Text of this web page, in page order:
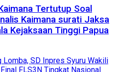
Tertutup Soal
Kaimana surati Jaksa
Kejaksaan Tinggi Papua